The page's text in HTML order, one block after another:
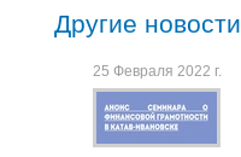
Другие новости
25 Февраля 2022 г.